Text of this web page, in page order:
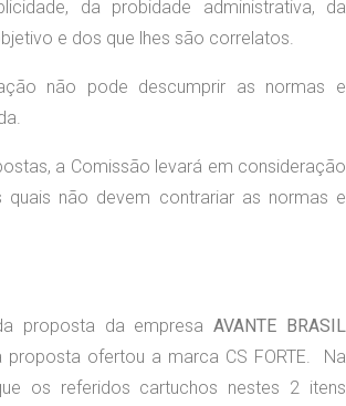
da probidade administrativa, da
e dos que lhes são correlatos.
não pode descumprir as normas e
a Comissão levará em consideração
não devem contrariar as normas e
proposta da empresaAVANTE BRASIL
proposta ofertou a marca CS FORTE. Na
os referidos cartuchos nestes 2 itens